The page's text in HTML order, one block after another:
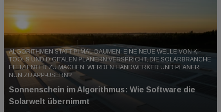
ALGORITHMEN STATT PI MAL DAUMEN: EINE NEUE WELLE VON KI-
TOOLS UND DIGITALEN PLANERN VERSPRICHT, DIE SOLARBRANCHE
EFFIZIENTER ZU MACHEN. WERDEN HANDWERKER UND PLANER
NUN ZU APP-USERN?
Sonnenschein im Algorithmus: Wie Software die
Solarwelt übernimmt